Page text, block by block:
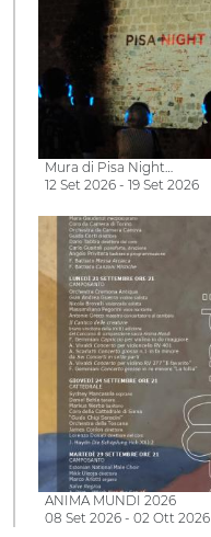
Mura di Pisa Night…
12 Set 2026 - 19 Set 2026
ANIMA MUNDI 2026
08 Set 2026 - 02 Ott 2026